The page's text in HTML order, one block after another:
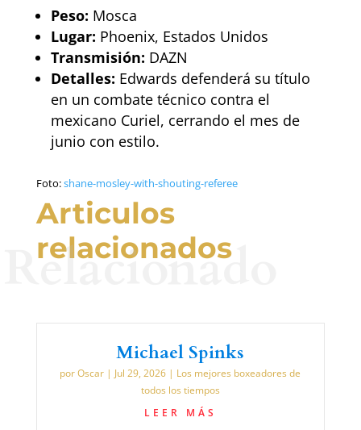
Peso: Mosca
Lugar: Phoenix, Estados Unidos
Transmisión: DAZN
Detalles: Edwards defenderá su título
en un combate técnico contra el
mexicano Curiel, cerrando el mes de
junio con estilo.
Foto:shane-mosley-with-shouting-referee
Articulos
relacionados
Relacionado
Michael Spinks
porOscar | Jul 29, 2026 | Los mejores boxeadores de
todos los tiempos
LEER MÁS